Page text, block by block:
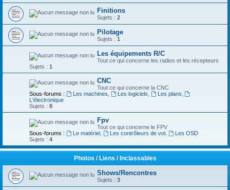
Finitions
Sujets : 2
Pilotage
Sujets : 1
Les équipements R/C
Tout ce qui concerne les radios et les récepteurs
Sujets : 1
CNC
Tout ce qui concerne la CNC
Sous-forums :
Les machines Les logiciels Les plans
L'électronique
Sujets : 8
Fpv
Tout ce qui concerne le FPV
Sous-forums :
Le matériel, Les contrôleurs de vol,
Les OSD
Sujets : 4
Photos / Liens / Inclassables
Shows/Rencontres
Sujets : 3